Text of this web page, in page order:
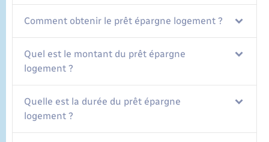
Comment obtenir le prêt épargne logement ?
Quel est le montant du prêt épargne
logement ?
Quelle est la durée du prêt épargne
logement ?